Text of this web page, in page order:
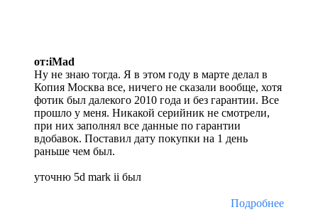
от:iMad
Ну не знаю тогда. Я в этом году в марте делал в
Копия Москва все, ничего не сказали вообще, хотя
фотик был далекого 2010 года и без гарантии. Все
прошло у меня. Никакой серийник не смотрели,
при них заполнял все данные по гарантии
вдобавок. Поставил дату покупки на 1 день
раньше чем был.
уточню 5d mark ii был
Подробнее